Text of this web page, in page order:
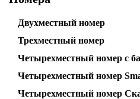
Двухместный номер
Трехместный номер
Четырехместный номер с
Четырехместный номер
Четырехместный номер